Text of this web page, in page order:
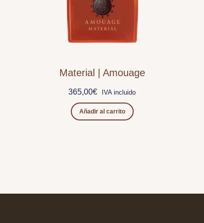
Material | Amouage
365,00€ IVA incluido
Añadir al carrito